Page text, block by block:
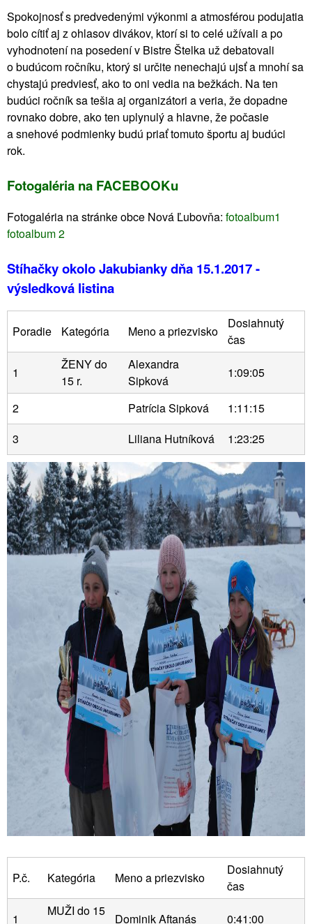
Spokojnosť s predvedenými výkonmi a atmosférou podujatia
bolo cítiť aj z ohlasov divákov, ktorí si to celé užívali a po
vyhodnotení na posedení v Bistre Štelka už debatovali
o budúcom ročníku, ktorý si určite nenechajú ujsť a mnohí sa
chystajú predviesť, ako to oni vedia na bežkách. Na ten
budúci ročník sa tešia aj organizátori a veria, že dopadne
rovnako dobre, ako ten uplynulý a hlavne, že počasie
a snehové podmienky budú priať tomuto športu aj budúci
rok.
Fotogaléria na FACEBOOKu
Fotogaléria na stránke obce Nová Ľubovňa: fotoalbum1
fotoalbum 2
Stíhačky okolo Jakubianky dňa 15.1.2017 -
výsledková listina
Poradie Kategória Meno a priezvisko
Dosiahnutý
čas
1
ŽENY do
15 r.
Alexandra
Sipková
1:09:05
2 Patrícia Sipková
1:11:15
3
Liliana Hutníková 1:23:25
P.č. Kategória Meno a priezvisko
Dosiahnutý
čas
1
MUŽI do 15
Dominik Aftanás 0:41:00